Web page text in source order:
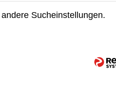
Sucheinstellungen.